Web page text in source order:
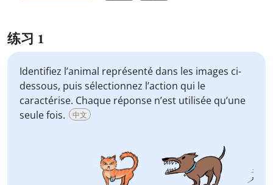
练习 1
Identifiez l’animal représenté dans les images ci-
dessous, puis sélectionnez l’action qui le
caractérise. Chaque réponse n’est utilisée qu’une
seule fois.
中文